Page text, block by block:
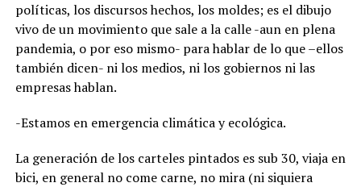
políticas, los discursos hechos, los moldes; es el dibujo
vivo de un movimiento que sale a la calle -aun en plena
pandemia, o por eso mismo- para hablar de lo que –ellos
también dicen- ni los medios, ni los gobiernos ni las
empresas hablan.
-Estamos en emergencia climática y ecológica.
La generación de los carteles pintados es sub 30, viaja en
bici, en general no come carne, no mira (ni siquiera